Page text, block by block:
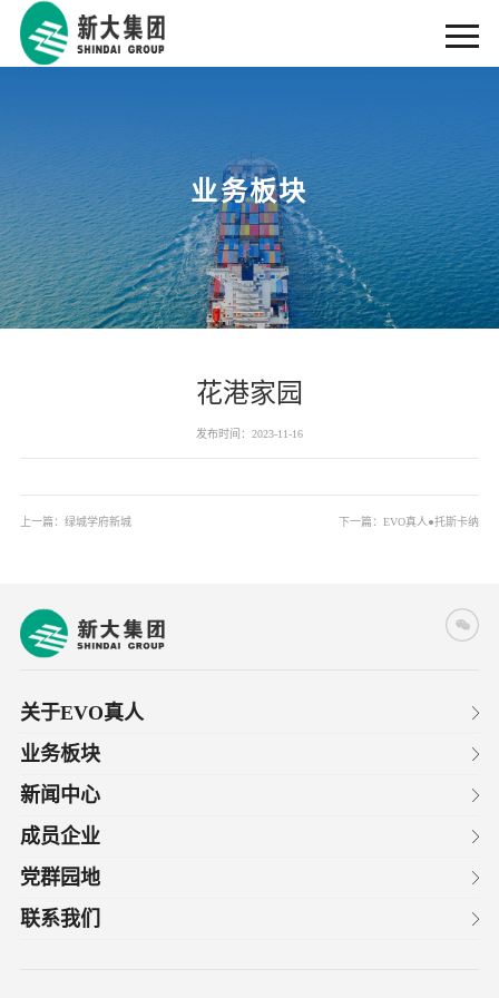
业务板块
花港家园
发布时间：2023-11-16
上一篇： 绿城学府新城 下一篇：EVO真人●托斯卡纳
关于EVO真人
业务板块
新闻中心
成员企业
党群园地
联系我们